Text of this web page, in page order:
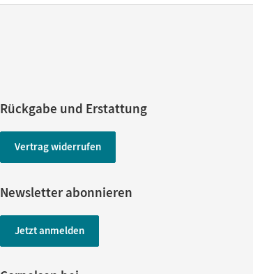
Rückgabe und Erstattung
Vertrag widerrufen
Newsletter abonnieren
Jetzt anmelden